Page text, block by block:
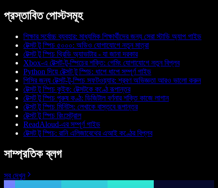
প্রস্তাবিত পোস্টসমূহ
শিক্ষার সর্বোচ্চ ব্যবহার: মাধ্যমিক শিক্ষার্থীদের জন্য সেরা স্টাডি অ্যাপ গাইড
টেক্সট টু স্পিচ ৫০০০: অডিও যোগাযোগে নতুন মাত্রা
টেক্সট টু স্পিচ থ্রিডি অ্যাভাটার - যা জানা দরকার
Xbox-এ টেক্সট-টু-স্পিচের শক্তি: গেমিং যোগাযোগে নতুন বিপ্লব
Python দিয়ে টেক্সট টু স্পিচ: ধাপে ধাপে সম্পূর্ণ গাইড
পিসির জন্য টেক্সট-টু-স্পিচ সফটওয়্যার: শ্রবণ অভিজ্ঞতা আরও ভালো করুন
টেক্সট টু স্পিচ কুইক: টেক্সটকে কণ্ঠে রূপান্তর
টেক্সট টু স্পিচ পুরুষ কণ্ঠ: ডিজিটাল বর্ণনার শক্তি কাজে লাগান
টেক্সট টু স্পিচ মিনিটস: লেখাকে বাস্তবে রূপান্তর
টেক্সট টু স্পিচ রিংসেন্ট্রাল
ReadAloud-এর সম্পূর্ণ গাইড
টেক্সট টু স্পিচ: রানি এলিজাবেথের এআই কণ্ঠের বিপ্লব
সাম্প্রতিক ব্লগ
সব দেখুন